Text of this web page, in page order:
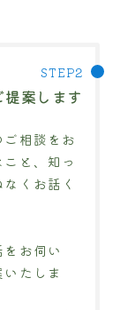
案します
相談をお
と、知っ
くお話く
お伺い
たしま